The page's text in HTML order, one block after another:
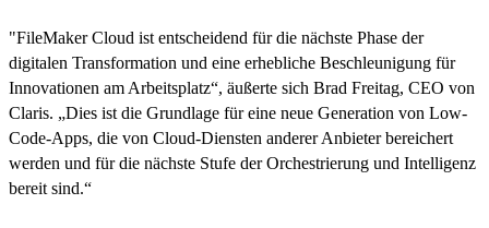
"FileMaker Cloud ist entscheidend für die nächste Phase der
digitalen Transformation und eine erhebliche Beschleunigung für
Innovationen am Arbeitsplatz“, äußerte sich Brad Freitag, CEO von
Claris. „Dies ist die Grundlage für eine neue Generation von Low-
Code-Apps, die von Cloud-Diensten anderer Anbieter bereichert
werden und für die nächste Stufe der Orchestrierung und Intelligenz
bereit sind.“